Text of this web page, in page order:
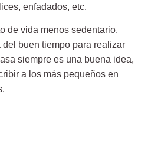
enfadados, etc.
de vida menos sedentario.
buen tiempo para realizar
siempre es una buena idea,
a los más pequeños en